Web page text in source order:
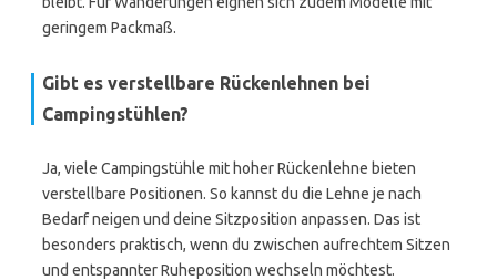
geringem Packmaß.
Gibt es verstellbare Rückenlehnen bei
Campingstühlen?
Ja, viele Campingstühle mit hoher Rückenlehne bieten
verstellbare Positionen. So kannst du die Lehne je nach
Bedarf neigen und deine Sitzposition anpassen. Das ist
besonders praktisch, wenn du zwischen aufrechtem Sitzen
und entspannter Ruheposition wechseln möchtest.